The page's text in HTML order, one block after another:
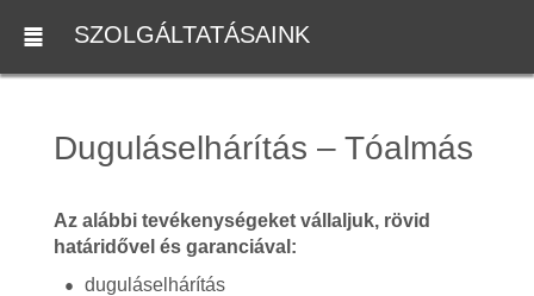
SZOLGÁLTATÁSAINK
Duguláselhárítás – Tóalmás
Az alábbi tevékenységeket vállaljuk, rövid
határidővel és garanciával:
duguláselhárítás